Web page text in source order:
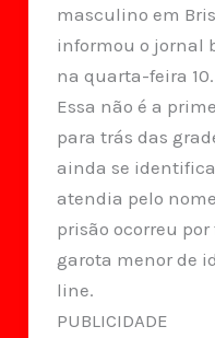
masculino em
informou o jornal
na quarta-feira 10.
Essa não é a
para trás das
ainda se
atendia pelo
prisão ocorreu
garota menor de
line.
PUBLICIDADE